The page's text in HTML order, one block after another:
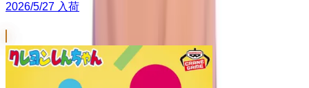
2026/5/27 入荷